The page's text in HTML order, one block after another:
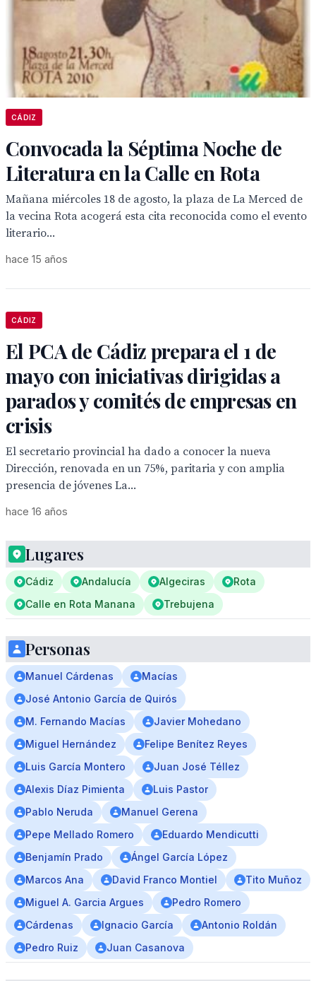
CÁDIZ
Convocada la Séptima Noche de
Literatura en la Calle en Rota
Mañana miércoles 18 de agosto, la plaza de La Merced de
la vecina Rota acogerá esta cita reconocida como el evento
literario...
hace 15 años
CÁDIZ
El PCA de Cádiz prepara el 1 de
mayo con iniciativas dirigidas a
parados y comités de empresas en
crisis
El secretario provincial ha dado a conocer la nueva
Dirección, renovada en un 75%, paritaria y con amplia
presencia de jóvenes La...
hace 16 años
Lugares
Cádiz Andalucía Algeciras
Rota
Calle en Rota Manana
Trebujena
Personas
Manuel Cárdenas
Macías
José Antonio García de Quirós
M. Fernando Macías
Javier Mohedano
Miguel Hernández
Felipe Benítez Reyes
Luis García Montero
Juan José Téllez
Alexis Díaz Pimienta
Luis Pastor
Pablo Neruda
Manuel Gerena
Pepe Mellado Romero
Eduardo Mendicutti
Benjamín Prado
Ángel García López
Marcos Ana
David Franco Montiel
Tito Muñoz
Miguel A. Garcia Argues
Pedro Romero
Cárdenas
Ignacio García
Antonio Roldán
Pedro Ruiz
Juan Casanova